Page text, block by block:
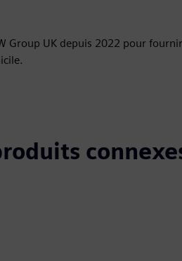
Group UK depuis 2022 pour